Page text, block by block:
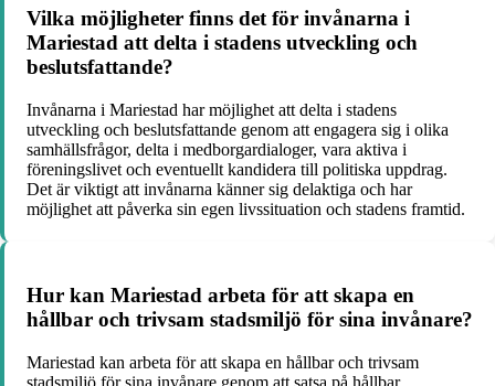
Vilka möjligheter finns det för invånarna i
Mariestad att delta i stadens utveckling och
beslutsfattande?
Invånarna i Mariestad har möjlighet att delta i stadens
utveckling och beslutsfattande genom att engagera sig i olika
samhällsfrågor, delta i medborgardialoger, vara aktiva i
föreningslivet och eventuellt kandidera till politiska uppdrag.
Det är viktigt att invånarna känner sig delaktiga och har
möjlighet att påverka sin egen livssituation och stadens framtid.
Hur kan Mariestad arbeta för att skapa en
hållbar och trivsam stadsmiljö för sina invånare?
Mariestad kan arbeta för att skapa en hållbar och trivsam
stadsmiljö för sina invånare genom att satsa på hållbar